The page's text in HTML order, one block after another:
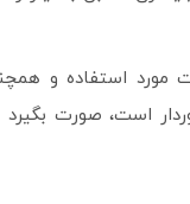
مورد استفاده و
است، صورت